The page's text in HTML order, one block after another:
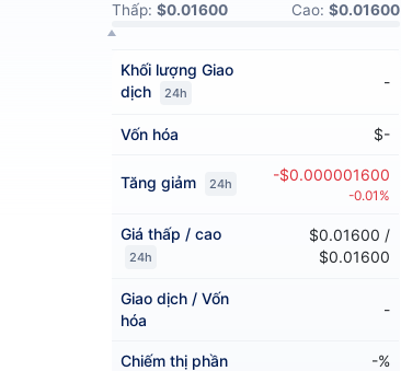
Thấp: $0.01600 Cao: $0.01600
Khối lượng Giao
dịch
24h
-
Vốn hóa $-
Tăng giảm 24h -$0.000001600
-0.01%
Giá thấp / cao
24h
$0.01600 /
$0.01600
Giao dịch / Vốn
hóa
-
Chiếm thị phần -%